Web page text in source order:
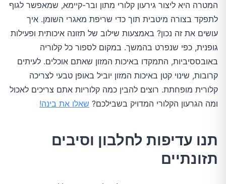
המטרה היא ליצור גירעון קלורי מתון ובר-קיימא, שמאפשר לגוף
לתפקד בצורה מיטבית תוך כדי שריפת מאגרי השומן. איך
עושים את זה נכון? באמצעות שילוב של תזונה איכותית ופעילות
גופנית, כפי שנפרט בהמשך. במקום לספור כל קלוריה
באובססיביות, התמקדו באיכות המזון שאתם אוכלים. לעיתים
קרובות, שינוי קטן באיכות המזון יוביל באופן טבעי לצריכה
קלורית מופחתת. רוצים להבין כמה קלוריות אתם צריכים לאכול
ומה הגרעון הקלורי המדויק בשבילכם? שאלו את בינה!
תנו עדיפות לחלבון וסיבים
תזונתיים